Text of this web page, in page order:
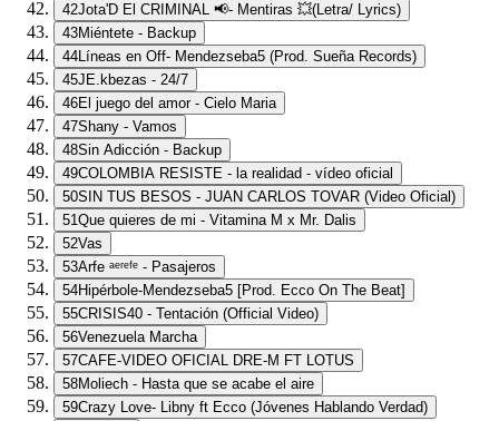
42Jota'D El CRIMINAL 📢- Mentiras 💥(Letra/ Lyrics)
43Miéntete - Backup
44Líneas en Off- Mendezseba5 (Prod. Sueña Records)
45JE.kbezas - 24/7
46El juego del amor - Cielo Maria
47Shany - Vamos
48Sin Adicción - Backup
49COLOMBIA RESISTE - la realidad - vídeo oficial
50SIN TUS BESOS - JUAN CARLOS TOVAR (Video Oficial)
51Que quieres de mi - Vitamina M x Mr. Dalis
52Vas
53Arfe ᵃᵉʳᵉᶠᵉ - Pasajeros
54Hipérbole-Mendezseba5 [Prod. Ecco On The Beat]
55CRISIS40 - Tentación (Official Video)
56
Venezuela Marcha
57CAFE-VIDEO OFICIAL DRE-M FT LOTUS
58Moliech - Hasta que se acabe el aire
59
Crazy Love- Libny ft Ecco (Jóvenes Hablando Verdad)